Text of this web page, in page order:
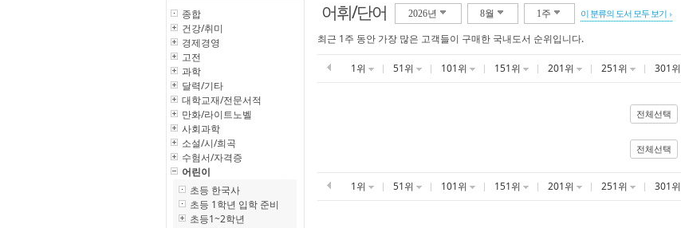
종합
건강/취미
경제경영
고전
과학
달력/기타
대학교재/전문서적
만화/라이트노벨
사회과학
소설/시/희곡
수험서/자격증
어린이
초등 한국사
초등 1학년 입학 준비
초등1~2학년
어휘/단어 2026년 8월 1주 이 분류의 도서 모두 보기
최근 1주 동안 가장 많은 고객들이 구매한 국내도서 순위입니다.
1위 51위 101위 151위 201위 251위 301위
전체선택
전체선택
1위 51위 101위 151위 201위 251위 301위